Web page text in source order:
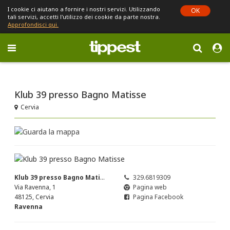
I cookie ci aiutano a fornire i nostri servizi. Utilizzando
tali servizi, accetti l'utilizzo dei cookie da parte nostra.
Approfondisci qui.
OK
Toggle
navigation
Klub 39 presso Bagno Matisse
Cervia
Klub 39 presso Bagno Matisse
Via Ravenna, 1
48125, Cervia
Ravenna
329.6819309
Pagina web
Pagina Facebook